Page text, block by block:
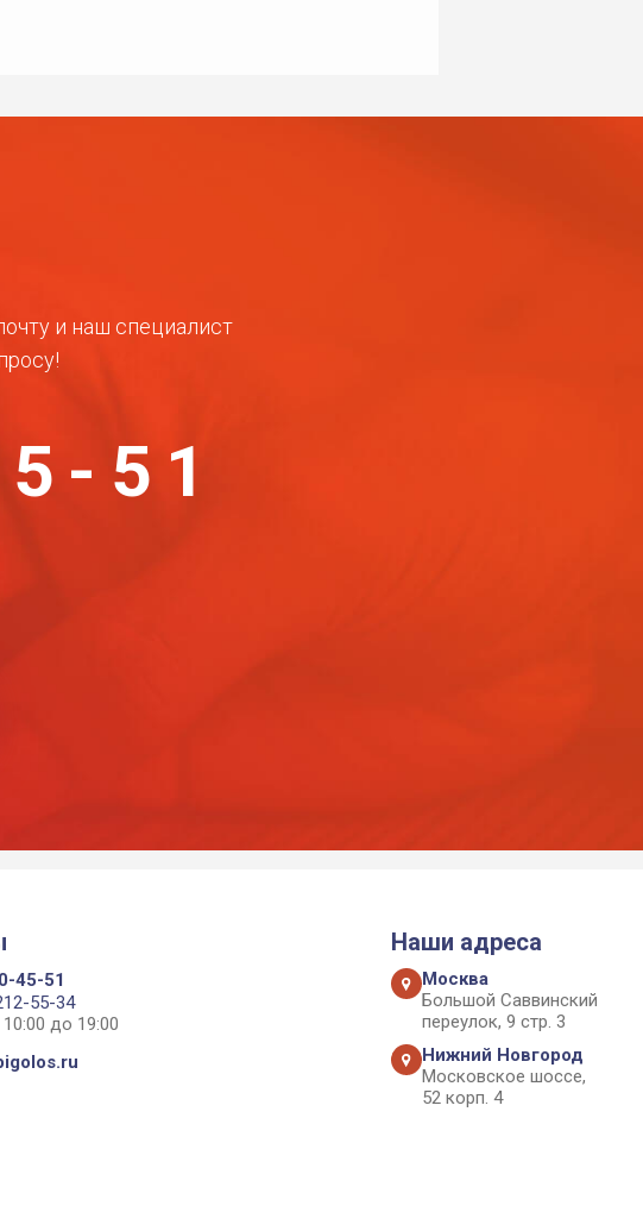
и наш специалист
51
45-51
55-34
до 19:00
Наши адреса
Москва
Большой Саввинский
переулок, 9 стр. 3
Нижний Новгород
Московское шоссе,
52 корп. 4